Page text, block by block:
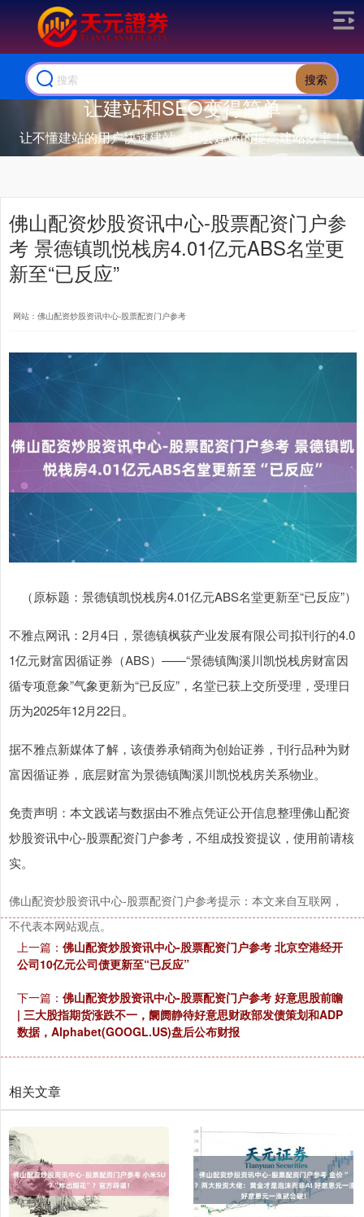
搜索
让建站和SEO变得简单
让不懂建站的用户快速建站，让会建站的提高建站效率！
佛山配资炒股资讯中心-股票配资门户参
考 景德镇凯悦栈房4.01亿元ABS名堂更
新至“已反应”
网站：佛山配资炒股资讯中心-股票配资门户参考
（原标题：景德镇凯悦栈房4.01亿元ABS名堂更新至“已反应”）
不雅点网讯：2月4日，景德镇枫荻产业发展有限公司拟刊行的4.0
1亿元财富因循证券（ABS）——“景德镇陶溪川凯悦栈房财富因
循专项意象”气象更新为“已反应”，名堂已获上交所受理，受理日
历为2025年12月22日。
据不雅点新媒体了解，该债券承销商为创始证券，刊行品种为财
富因循证券，底层财富为景德镇陶溪川凯悦栈房关系物业。
免责声明：本文践诺与数据由不雅点凭证公开信息整理佛山配资
炒股资讯中心-股票配资门户参考，不组成投资提议，使用前请核
实。
佛山配资炒股资讯中心-股票配资门户参考提示：本文来自互联网，
不代表本网站观点。
上一篇： 佛山配资炒股资讯中心-股票配资门户参考 北京空港经开
公司10亿元公司债更新至“已反应”
下一篇： 佛山配资炒股资讯中心-股票配资门户参考 好意思股前瞻
| 三大股指期货涨跌不一，阛阓静待好意思财政部发债策划和ADP
数据，Alphabet(GOOGL.US)盘后公布财报
相关文章